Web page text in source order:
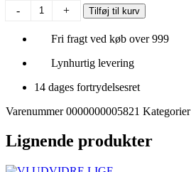
-
antal
+ Tilføj til kurv
Fri fragt ved køb over 999
Lynhurtig levering
14 dages fortrydelsesret
Varenummer0000000005821 Kategorier
Lignende produkter